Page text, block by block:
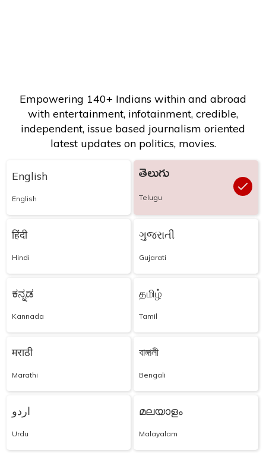
Empowering 140+ Indians within and abroad
with entertainment, infotainment, credible,
independent, issue based journalism oriented
latest updates on politics, movies.
English
English
తెలుగు
Telugu
हिंदी
Hindi
ગુજરાતી
Gujarati
ಕನ್ನಡ
Kannada
தமிழ்
Tamil
मराठी
Marathi
বাঙ্গালী
Bengali
اردو
Urdu
മലയാളം
Malayalam